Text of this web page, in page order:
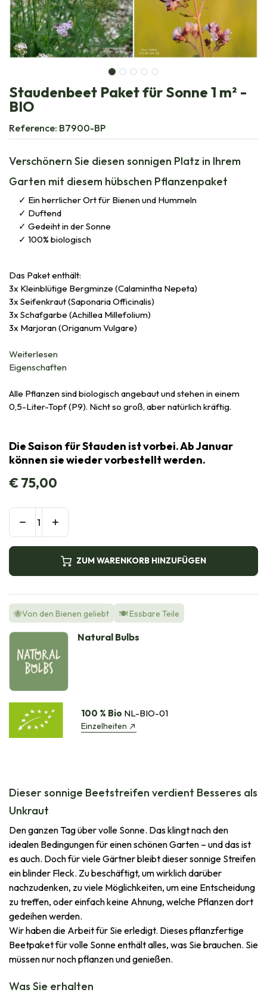
Staudenbeet Paket für Sonne 1 m² -
BIO
Reference: B7900-BP
Verschönern Sie diesen sonnigen Platz in Ihrem
Garten mit diesem hübschen Pflanzenpaket
Ein herrlicher Ort für Bienen und Hummeln
Duftend
Gedeiht in der Sonne
100% biologisch
Das Paket enthält:
3x Kleinblütige Bergminze (Calamintha Nepeta)
3x Seifenkraut (Saponaria Officinalis)
3x Schafgarbe (Achillea Millefolium)
3x Marjoran (Origanum Vulgare)
Weiterlesen
Eigenschaften
Alle Pflanzen sind biologisch angebaut und stehen in einem
0,5-Liter-Topf (P9). Nicht so groß, aber natürlich kräftig.
Die Saison für Stauden ist vorbei. Ab Januar
können sie wieder vorbestellt werden.
€75,00
ZUM WARENKORB HINZUFÜGEN
🐝Von den Bienen geliebt 🍽️ Essbare Teile
Natural Bulbs
100 % Bio NL-BIO-01
Einzelheiten
Dieser sonnige Beetstreifen verdient Besseres als
Unkraut
Den ganzen Tag über volle Sonne. Das klingt nach den
idealen Bedingungen für einen schönen Garten – und das ist
es auch. Doch für viele Gärtner bleibt dieser sonnige Streifen
ein blinder Fleck. Zu beschäftigt, um wirklich darüber
nachzudenken, zu viele Möglichkeiten, um eine Entscheidung
zu treffen, oder einfach keine Ahnung, welche Pflanzen dort
gedeihen werden.
Wir haben die Arbeit für Sie erledigt. Dieses pflanzfertige
Beetpaket für volle Sonne enthält alles, was Sie brauchen. Sie
müssen nur noch pflanzen und genießen.
Was Sie erhalten